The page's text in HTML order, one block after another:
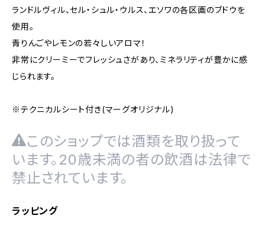
ランドルヴィル、セル・シュル・ウルス、エソワの各区画のブドウを
使用。
青りんごやレモンの若々しいアロマ！
非常にクリーミーでフレッシュさがあり、ミネラリティが豊かに感
じられます。
※テクニカルシート付き(マーグオリジナル)
このショップでは酒類を取り扱って
います。20歳未満の者の飲酒は法律で
禁止されています。
ラッピング